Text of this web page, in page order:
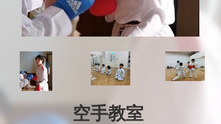
空手教室